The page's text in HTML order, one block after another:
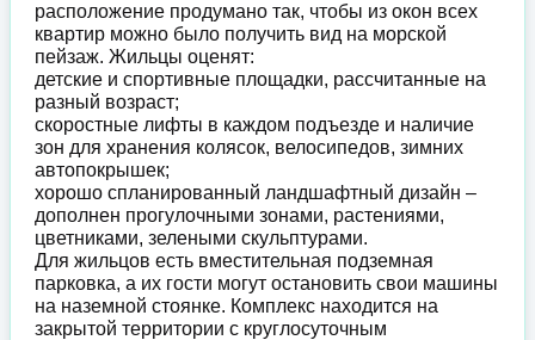
расположение продумано так, чтобы из окон всех
квартир можно было получить вид на морской
пейзаж. Жильцы оценят:
детские и спортивные площадки, рассчитанные на
разный возраст;
скоростные лифты в каждом подъезде и наличие
зон для хранения колясок, велосипедов, зимних
автопокрышек;
хорошо спланированный ландшафтный дизайн –
дополнен прогулочными зонами, растениями,
цветниками, зелеными скульптурами.
Для жильцов есть вместительная подземная
парковка, а их гости могут остановить свои машины
на наземной стоянке. Комплекс находится на
закрытой территории с круглосуточным